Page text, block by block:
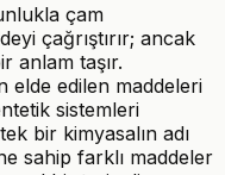
çam
çağrıştırır; ancak
anlam taşır.
elde edilen maddeleri
sistemleri
bir kimyasalın adı
sahip farklı maddeler